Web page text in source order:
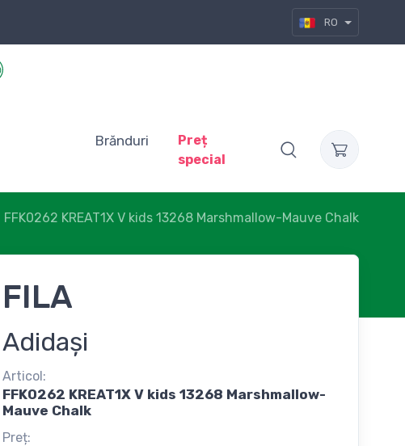
RO
Brănduri
Preț
special
FFK0262 KREAT1X V kids 13268 Marshmallow-Mauve Chalk
FILA
Adidași
Articol:
FFK0262 KREAT1X V kids 13268 Marshmallow-
Mauve Chalk
Preț: